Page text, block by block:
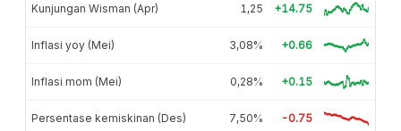
Kunjungan Wisman (Apr) 1,25 +14.75
Inflasi yoy (Mei) 3,08% +0.66
Inflasi mom (Mei) 0,28% +0.15
Persentase kemiskinan (Des) 7,50% -0.75